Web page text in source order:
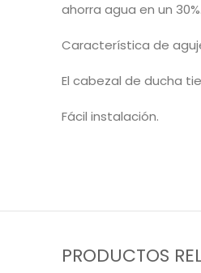
ahorra agua en un 30%.
Característica de
El cabezal de ducha
Fácil instalación.
PRODUCTOS